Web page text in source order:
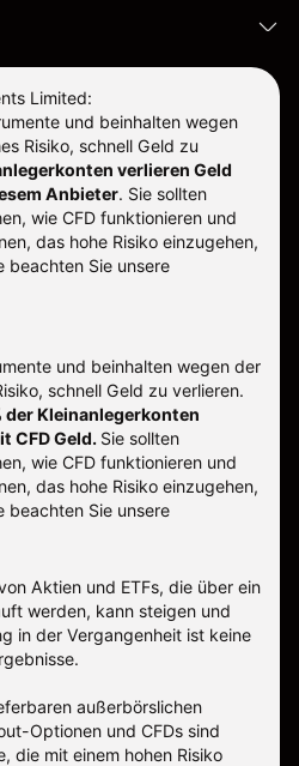
Limited:
und beinhalten wegen
Risiko, schnell Geld zu
verlieren Geld
Anbieter. Sie sollten
wie CFD funktionieren und
das hohe Risiko einzugehen,
beachten Sie unsere
und beinhalten wegen der
schnell Geld zu verlieren.
der Kleinanlegerkonten
CFD Geld. Sie sollten
wie CFD funktionieren und
das hohe Risiko einzugehen,
beachten Sie unsere
Aktien und ETFs, die über ein
werden, kann steigen und
in der Vergangenheit ist keine
außerbörslichen
Optionen und CFDs sind
die mit einem hohen Risiko